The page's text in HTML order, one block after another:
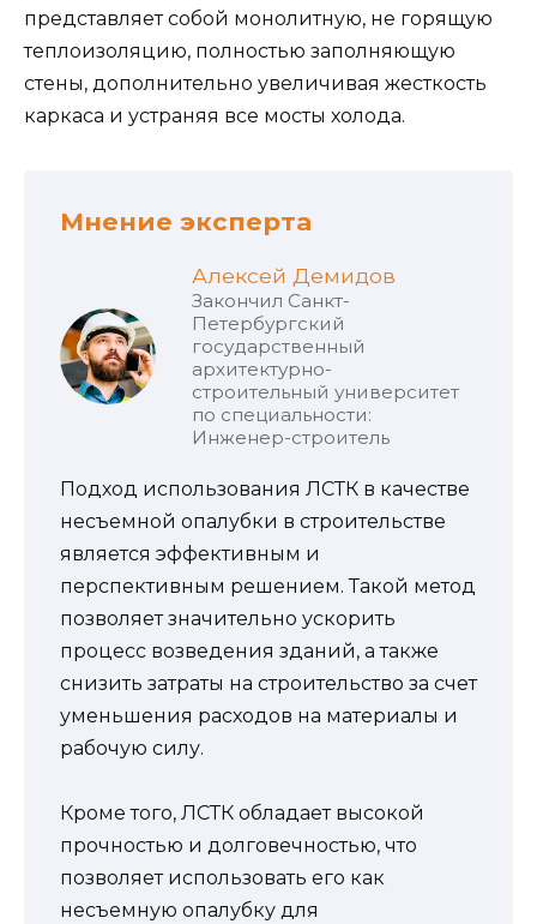
представляет собой монолитную, не горящую
теплоизоляцию, полностью заполняющую
стены, дополнительно увеличивая жесткость
каркаса и устраняя все мосты холода.
Мнение эксперта
Алексей Демидов
Закончил Санкт-
Петербургский
государственный
архитектурно-
строительный университет
по специальности:
Инженер-строитель
Подход использования ЛСТК в качестве
несъемной опалубки в строительстве
является эффективным и
перспективным решением. Такой метод
позволяет значительно ускорить
процесс возведения зданий, а также
снизить затраты на строительство за счет
уменьшения расходов на материалы и
рабочую силу.
Кроме того, ЛСТК обладает высокой
прочностью и долговечностью, что
позволяет использовать его как
несъемную опалубку для